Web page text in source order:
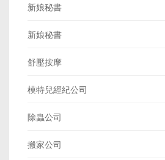
新娘秘書
新娘秘書
舒壓按摩
模特兒經紀公司
除蟲公司
搬家公司